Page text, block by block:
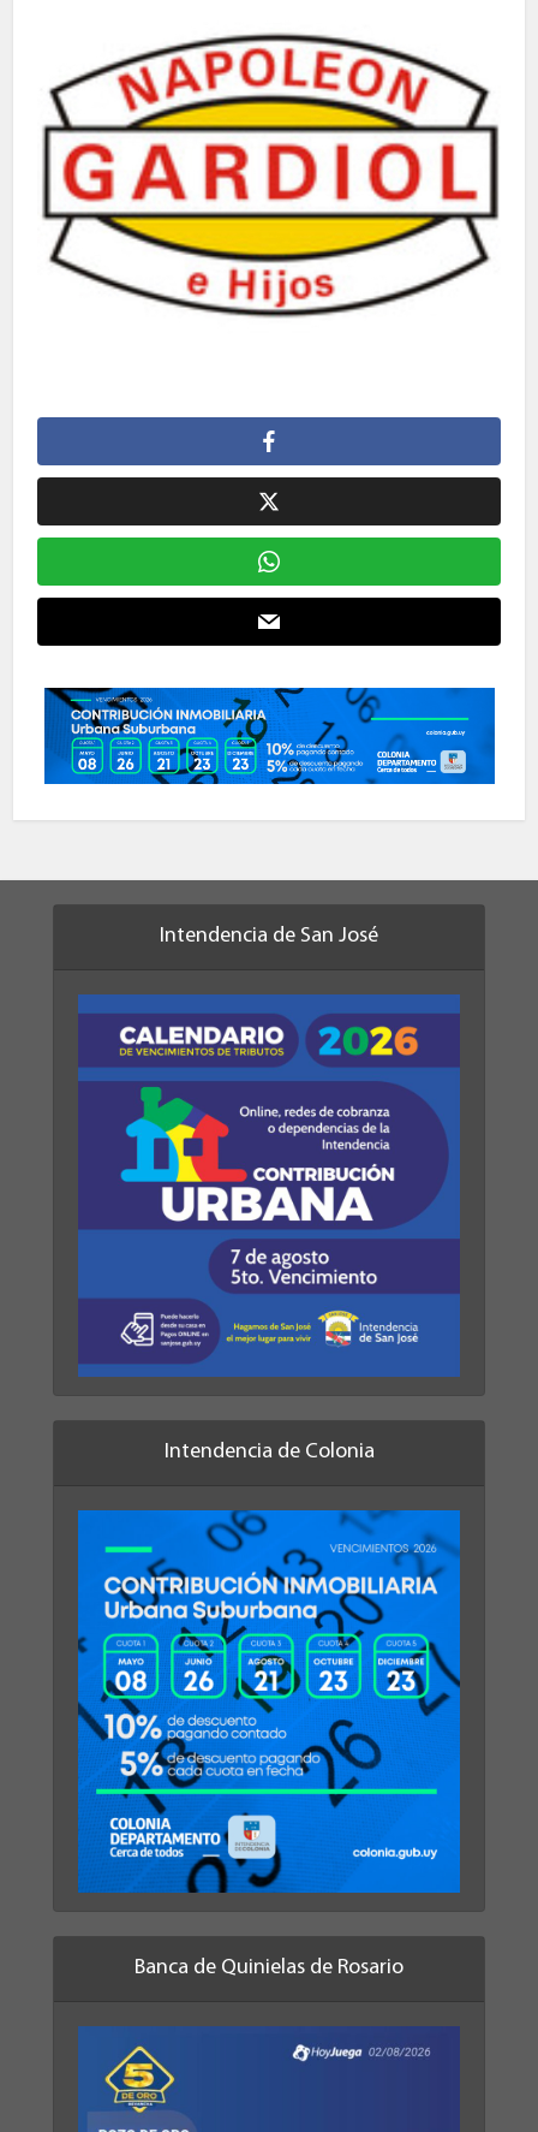
Intendencia de San José
Intendencia de Colonia
Banca de Quinielas de Rosario